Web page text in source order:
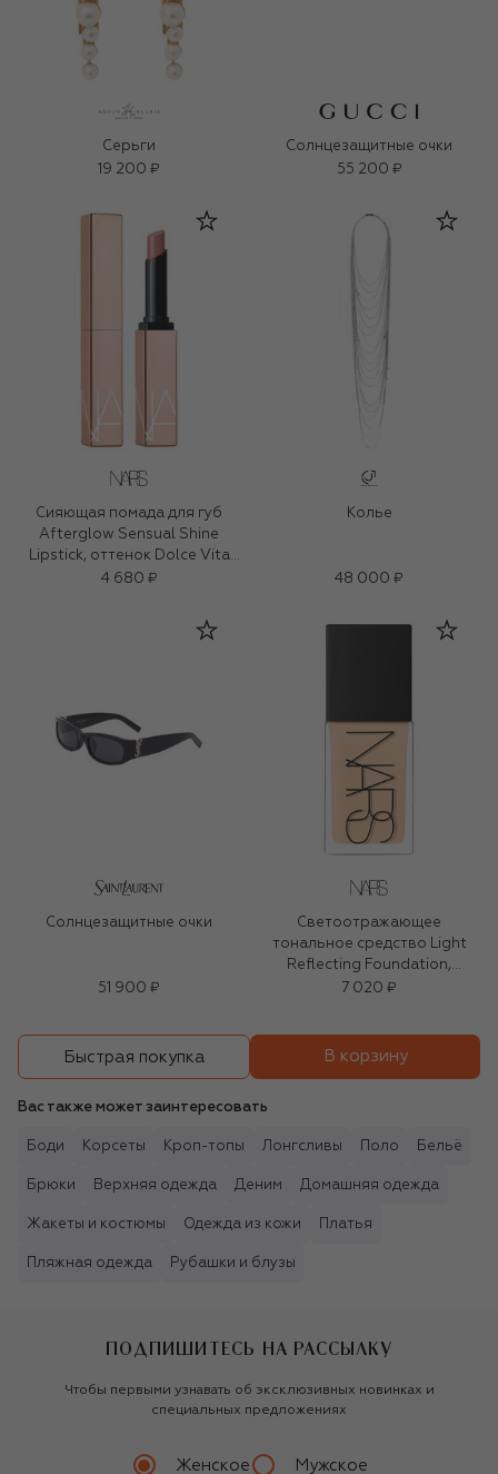
Серьги
19 200 ₽
Солнцезащитные очки
55 200 ₽
Сияющая помада для губ
Afterglow Sensual Shine
Lipstick, оттенок Dolce Vita
(1,5g)
4 680 ₽
Колье
48 000 ₽
Солнцезащитные очки
51 900 ₽
Светоотражающее
тональное средство Light
Reflecting Foundation,
Salzburg (30ml)
7 020 ₽
Быстрая покупка В корзину
Вас также может заинтересовать
Боди Корсеты Кроп-топы Лонгсливы Поло Бельё
Брюки Верхняя одежда Деним Домашняя одежда
Жакеты и костюмы Одежда из кожи Платья
Пляжная одежда Рубашки и блузы
ПОДПИШИТЕСЬ НА РАССЫЛКУ
Чтобы первыми узнавать об эксклюзивных новинках и
специальных предложениях
Женское Мужское